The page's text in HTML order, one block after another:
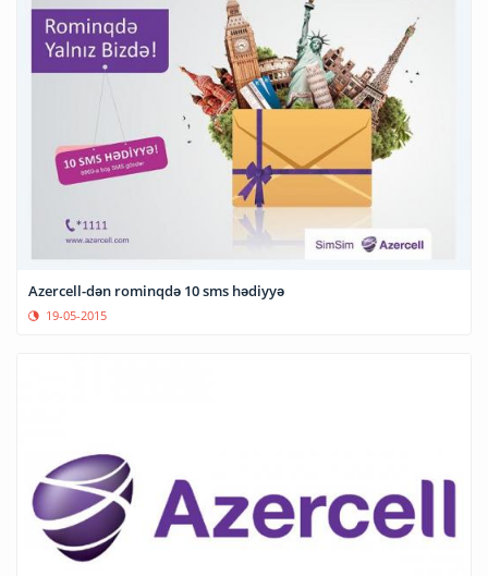
Azercell-dən rominqdə 10 sms hədiyyə
19-05-2015